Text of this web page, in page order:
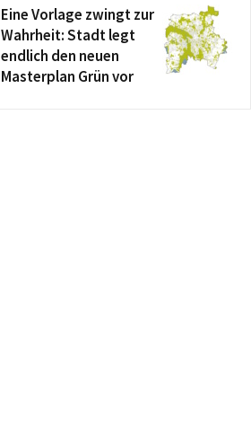
Eine Vorlage zwingt zur
Wahrheit: Stadt legt
endlich den neuen
Masterplan Grün vor